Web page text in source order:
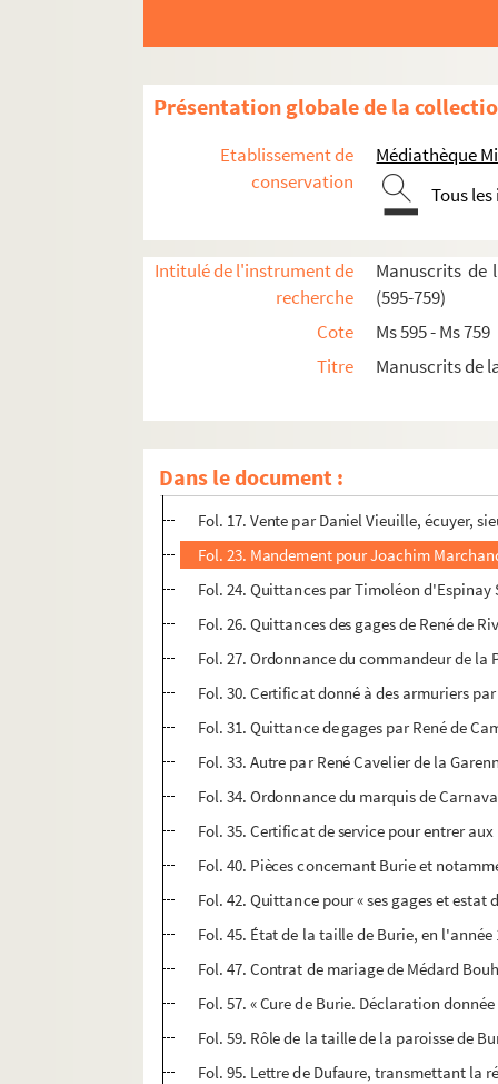
Présentation globale de la
Etablissement de
conservation
Médiathèque
Tous
Intitulé de l'instrument de
recherche
Manuscrits de
(595-759)
Cote
Ms 595 - Ms 759
Titre
Manuscrits de
Dans le document :
617. Recueil de pièces concernant Aimé-
619. Recueil concernant la famille de
Fol. 2. Pièces concernant Brouage et
Fol. 3. Lettre, signée d'une abréviation,
Fol. 6. Quittance de ses gages par
Fol. 12. Procuration par Timoléon
Fol. 15. Procuration du même à Sauvaget,
Fol. 15 vo. Contrat intéressant des ouvriers
Fol. 17. Vente par Daniel Vieuille, écuyer,
Fol. 23. Mandement pour Joachim
Fol. 24. Quittances par Timoléon
Fol. 26. Quittances des gages de René de
Fol. 27. Ordonnance du commandeur de
Fol. 30. Certificat donné à des armuriers
Fol. 31. Quittance de gages par René de
Fol. 33. Autre par René Cavelier de la
Fol. 34. Ordonnance du marquis de
Fol. 35. Certificat de service pour entrer
Fol. 40. Pièces concernant Burie et
Fol. 42. Quittance pour « ses gages et
Fol. 45. État de la taille de Burie, en
Fol. 47. Contrat de mariage de Médard
Fol. 57. « Cure de Burie. Déclaration
Fol. 59. Rôle de la taille de la paroisse de
Fol. 95. Lettre de Dufaure, transmettant la